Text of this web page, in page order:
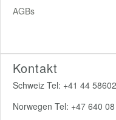
AGBs
Kontakt
Schweiz Tel: +41 44
Norwegen Tel: +47 640